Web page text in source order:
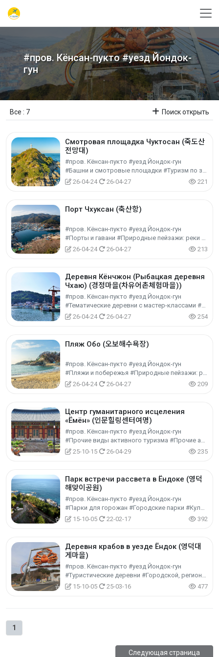
#пров. Кёнсан-пукто #уезд Йондок-
гун
Все : 7 Поиск открыть
Смотровая площадка Чуктосан (죽도산
전망대)
#пров. Кёнсан-пукто #уезд Йондок-гун
#Башни и смотровые площадки #Туризм по знаковым местам #Культурный туризм
26-04-24
26-04-27 221
Порт Чхуксан (축산항)
#пров. Кёнсан-пукто #уезд Йондок-гун
#Порты и гавани #Природные пейзажи: реки и море #Природный туризм
26-04-24
26-04-27 213
Деревня Кёнчжон (Рыбацкая деревня
Чхаю) (경정마을(차유어촌체험마을))
#пров. Кёнсан-пукто #уезд Йондок-гун
#Тематические деревни с мастер-классами #Опыт в сельских, горных и рыбацких деревнях #Экспериментальный туризм
26-04-24
26-04-27 254
Пляж Обо (오보해수욕장)
#пров. Кёнсан-пукто #уезд Йондок-гун
#Пляжи и побережья #Природные пейзажи: реки и море #Природный туризм
26-04-24
26-04-27 209
Центр гуманитарного исцеления
«Ёмён» (인문힐링센터여명)
#пров. Кёнсан-пукто #уезд Йондок-гун
#Прочие виды активного туризма #Прочие активности #Экспериментальный туризм
25-10-15
26-04-29 235
Парк встречи рассвета в Ёндоке (영덕
해맞이공원)
#пров. Кёнсан-пукто #уезд Йондок-гун
#Парки для горожан #Городские парки #Культурный туризм
15-10-05
22-02-17 392
Деревня крабов в уезде Ёндок (영덕대
게마을)
#пров. Кёнсан-пукто #уезд Йондок-гун
#Туристические деревни #Городской, региональный культурный туризм #Культурный туризм
15-10-05
25-03-16 477
1
Следующая страница